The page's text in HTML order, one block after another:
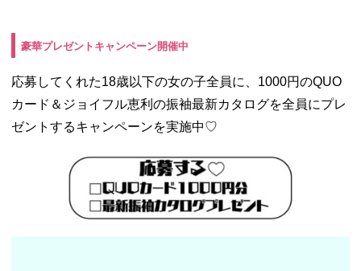
豪華プレゼントキャンペーン開催中
応募してくれた18歳以下の女の子全員に、1000円のQUO
カード＆ジョイフル恵利の振袖最新カタログを全員にプレ
ゼントするキャンペーンを実施中♡